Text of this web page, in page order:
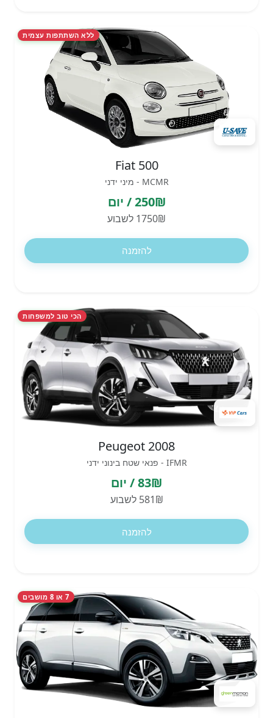
ללא השתתפות עצמית
Fiat 500
MCMR - מיני ידני
250₪ / יום
1750₪ לשבוע
להזמנה
הכי טוב למשפחות
Peugeot 2008
IFMR - פנאי שטח בינוני ידני
83₪ / יום
581₪ לשבוע
להזמנה
7 או 8 מושבים